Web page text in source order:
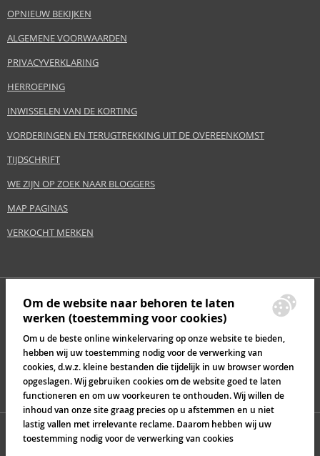
OPNIEUW BEKIJKEN
ALGEMENE VOORWAARDEN
PRIVACYVERKLARING
HERROEPING
INWISSELEN VAN DE KORTING
VORDERINGEN EN TERUGTREKKING UIT DE OVEREENKOMST
TIJDSCHRIFT
WE ZIJN OP ZOEK NAAR BLOGGERS
MAP PAGINAS
VERKOCHT MERKEN
Om de website naar behoren te laten
werken (toestemming voor cookies)
Om u de beste online winkelervaring op onze website te bieden,
hebben wij uw toestemming nodig voor de verwerking van
cookies, d.w.z. kleine bestanden die tijdelijk in uw browser worden
opgeslagen. Wij gebruiken cookies om de website goed te laten
functioneren en om uw voorkeuren te onthouden. Wij willen de
inhoud van onze site graag precies op u afstemmen en u niet
lastig vallen met irrelevante reclame. Daarom hebben wij uw
toestemming nodig voor de verwerking van cookies